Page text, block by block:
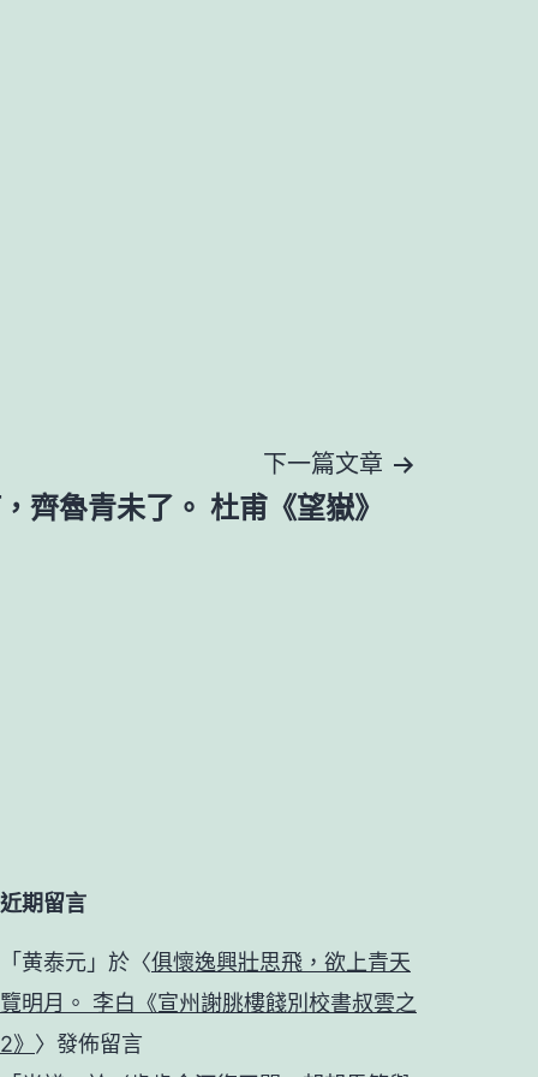
下一篇文章
齊魯青未了。 杜甫《望嶽》
近期留言
「 黄泰元 」於〈俱懷逸興壯思飛，欲上青天
覽明月。 李白《宣州謝朓樓餞別校書叔雲之
2》 〉發佈留言